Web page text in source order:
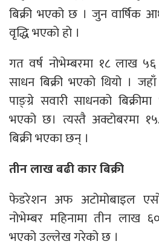
बिक्री भएको छ । जुन वार्षिक
वृद्धि भएकाे हाे ।
गत वर्ष नोभेम्बरमा १८ लाख ५६
साधन बिक्री भएको थियो ।
पाङ्ग्रे सवारी साधनको
भएको छ। त्यस्तै अक्टोबरमा
बिक्री भएका छन् ।
तीन लाख बढी कार बिक्री
फेडरेशन अफ अटोमोबाइल
नोभेम्बर महिनामा तीन लाख
भएको उल्लेख गरेको छ ।